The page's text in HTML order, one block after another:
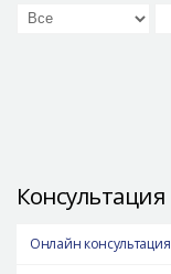
Консультация
Онлайн консультация